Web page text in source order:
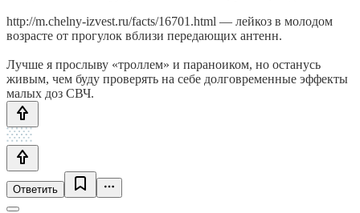
http://m.chelny-izvest.ru/facts/16701.html — лейкоз в молодом
возрасте от прогулок вблизи передающих антенн.
Лучше я прослыву «троллем» и параноиком, но останусь
живым, чем буду проверять на себе долговременные эффекты
малых доз СВЧ.
Ответить